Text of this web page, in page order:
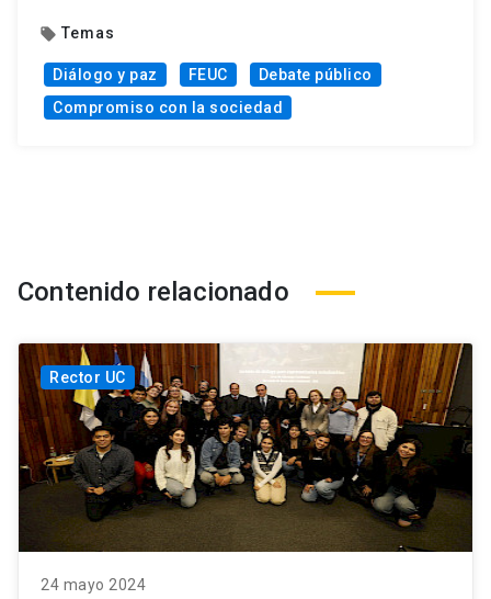
local_offer Temas
Diálogo y paz FEUC
Debate público
Compromiso con la sociedad
Contenido relacionado
Rector UC
24 mayo 2024